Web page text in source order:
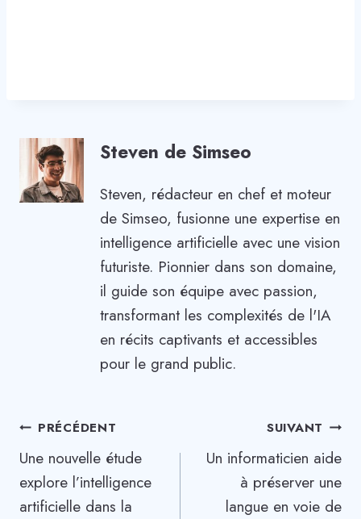
Steven de Simseo
Steven, rédacteur en chef et moteur
de Simseo, fusionne une expertise en
intelligence artificielle avec une vision
futuriste. Pionnier dans son domaine,
il guide son équipe avec passion,
transformant les complexités de l'IA
en récits captivants et accessibles
pour le grand public.
Navigation
de
l’article
PRÉCÉDENT
Une nouvelle étude
explore l’intelligence
artificielle dans la
SUIVANT
Un informaticien aide
à préserver une
langue en voie de